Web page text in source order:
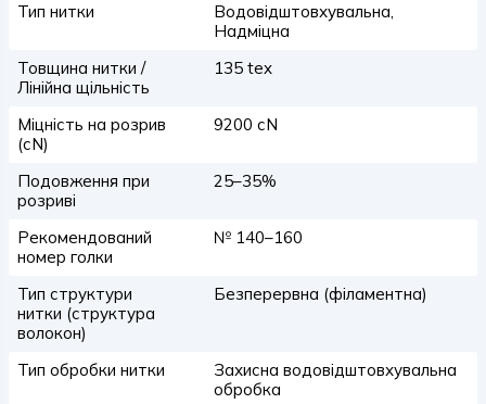
Тип нитки
Водовідштовхувальна,
Надміцна
Товщина нитки /
Лінійна щільність
135 tex
Міцність на розрив
(сN)
9200 сN
Подовження при
розриві
25–35%
Рекомендований
номер голки
№ 140–160
Тип структури
нитки (структура
волокон)
Безперервна (філаментна)
Тип обробки нитки
Захисна водовідштовхувальна
обробка